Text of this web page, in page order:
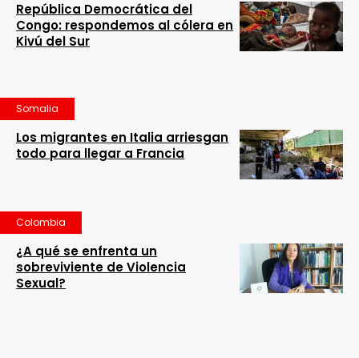
República Democrática del
Congo: respondemos al cólera en
Kivú del Sur
Somalia
Los migrantes en Italia arriesgan
todo para llegar a Francia
Colombia
¿A qué se enfrenta un
sobreviviente de Violencia
Sexual?